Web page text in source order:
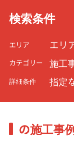
検索条件
エリア エリ
カテゴリー 施工
詳細条件 指定
の施工事